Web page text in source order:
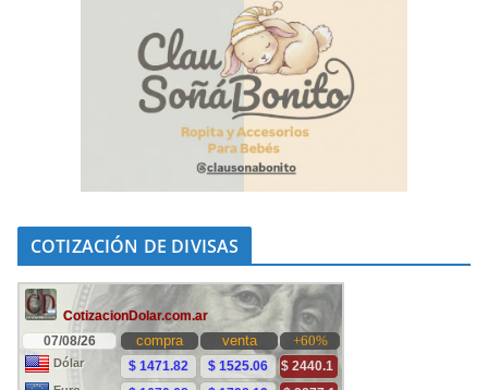
COTIZACIÓN DE DIVISAS